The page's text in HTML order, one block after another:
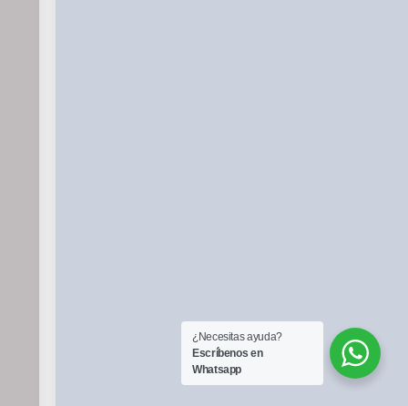
¿Necesitas ayuda?
Escríbenos en
Whatsapp